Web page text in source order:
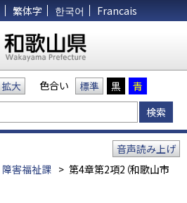
繁体字 한국어 Francais
拡大 色合い 標準 黒 青
障害福祉課 > 第4章第2項2（和歌山市
音声読み上げ